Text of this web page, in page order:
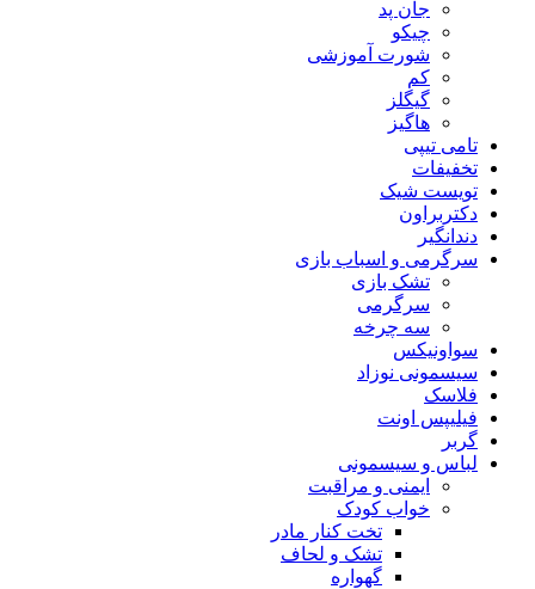
جان پد
چیکو
شورت آموزشی
کم
گیگلز
هاگیز
تامی تیپی
تخفیفات
تویست شیک
دکتربراون
دندانگیر
سرگرمی و اسباب بازی
تشک بازی
سرگرمی
سه چرخه
سواونیکس
سیسمونی نوزاد
فلاسک
فیلیپس اونت
گربر
لباس و سیسمونی
ایمنی و مراقبت
خواب کودک
تخت کنار مادر
تشک و لحاف
گهواره